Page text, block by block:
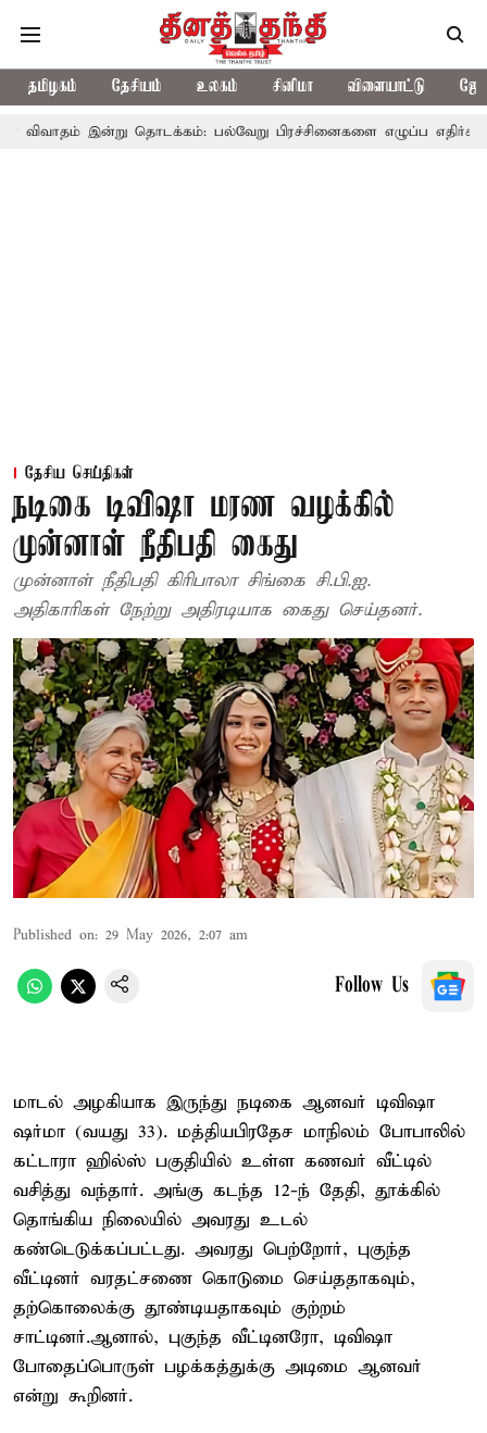
தமிழகம் தேசியம் உலகம் சினிமா விளையாட்டு
தொடக்கம்: பல்வேறு பிரச்சினைகளை எழுப்ப எதிர்க்கட்சிகள்
தேசிய செய்திகள்
நடிகை டிவிஷா மரண வழக்கில்
முன்னாள் நீதிபதி கைது
முன்னாள் நீதிபதி கிரிபாலா சிங்கை சி.பி.ஐ.
அதிகாரிகள் நேற்று அதிரடியாக கைது செய்தனர்.
Published on: 29 May 2026, 2:07 am
Follow Us
மாடல் அழகியாக இருந்து நடிகை ஆனவர் டிவிஷா
ஷர்மா (வயது 33). மத்தியபிரதேச மாநிலம் போபாலில்
கட்டாரா ஹில்ஸ் பகுதியில் உள்ள கணவர் வீட்டில்
வசித்து வந்தார். அங்கு கடந்த 12-ந் தேதி, தூக்கில்
தொங்கிய நிலையில் அவரது உடல்
கண்டெடுக்கப்பட்டது. அவரது பெற்றோர், புகுந்த
வீட்டினர் வரதட்சணை கொடுமை செய்ததாகவும்,
தற்கொலைக்கு தூண்டியதாகவும் குற்றம்
சாட்டினர்.ஆனால், புகுந்த வீட்டினரோ, டிவிஷா
போதைப்பொருள் பழக்கத்துக்கு அடிமை ஆனவர்
என்று கூறினர்.